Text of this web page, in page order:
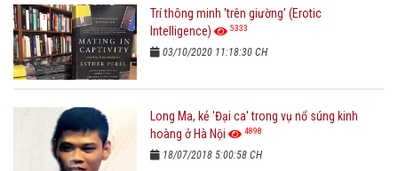
Trí thông minh 'trên giường' (Erotic
Intelligence)
5333
03/10/2020 11:18:30 CH
Long Ma, kẻ 'Đại ca' trong vụ nổ súng kinh
hoàng ở Hà Nội
4898
18/07/2018 5:00:58 CH